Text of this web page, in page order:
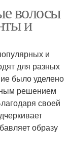
волосы
и
и
для разных
было уделено
решением
своей
образу